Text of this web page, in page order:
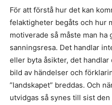
För att förstå hur det kan
felaktigheter begåts och hur
motiverade så måste man ha
sanningsresa. Det handlar
eller byta åsikter, det handlar
bild av händelser och
”landskapet” breddas. Och
utvidgas så synes till sist